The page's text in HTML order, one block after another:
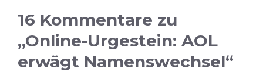
16 Kommentare zu
„Online-Urgestein: AOL
erwägt Namenswechsel“